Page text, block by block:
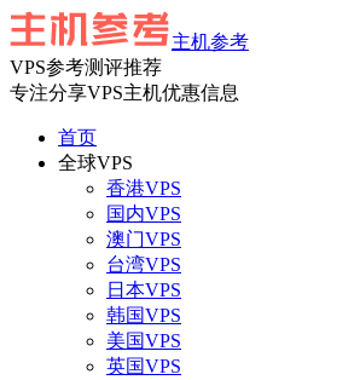
主机参考
VPS参考测评推荐
专注分享VPS主机优惠信息
首页
全球VPS
香港VPS
国内VPS
澳门VPS
台湾VPS
日本VPS
韩国VPS
美国VPS
英国VPS